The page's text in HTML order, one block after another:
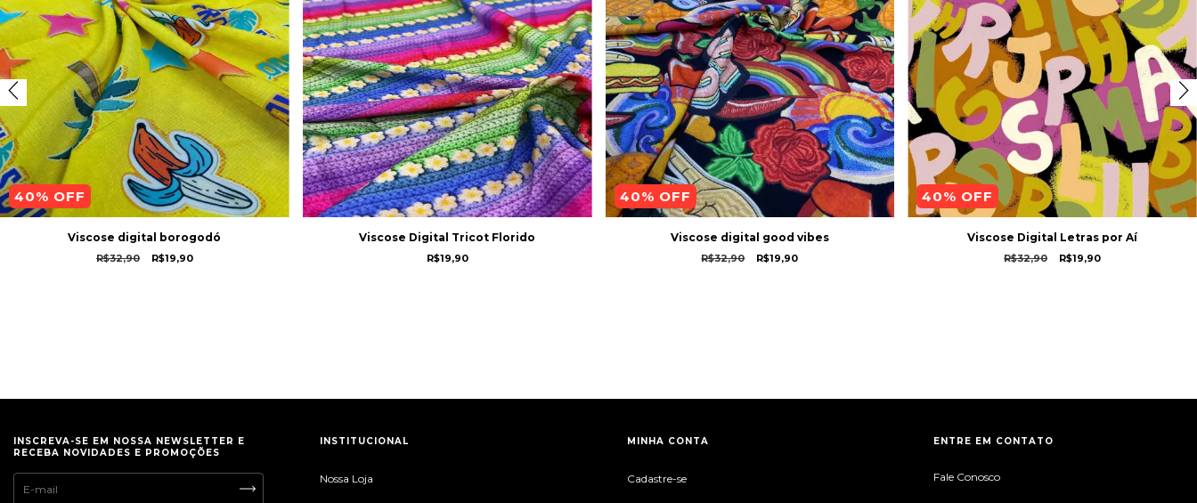
40% OFF
Viscose digital borogodó
R$32,90 R$19,90
Viscose Digital Tricot Florido
R$19,90
40% OFF
Viscose digital good vibes
R$32,90 R$19,90
40% OFF
Viscose Digital Letras por Aí
R$32,90 R$19,90
INSCREVA-SE EM NOSSA NEWSLETTER E
RECEBA NOVIDADES E PROMOÇÕES
INSTITUCIONAL
Nossa Loja
MINHA CONTA
Cadastre-se
ENTRE EM CONTATO
Fale Conosco